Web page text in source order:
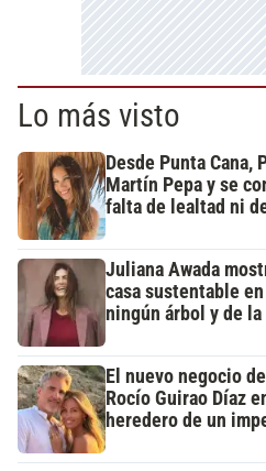
Lo más visto
Desde Punta Cana,
Martín Pepa y se
falta de lealtad ni
Juliana Awada
casa sustentable
ningún árbol y de la
El nuevo negocio
Rocío Guirao Díaz
heredero de un